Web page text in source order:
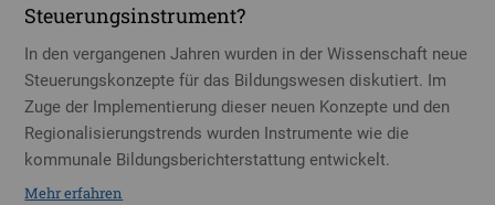
Steuerungsinstrument?
In den vergangenen Jahren wurden in der Wissenschaft neue
Steuerungskonzepte für das Bildungswesen diskutiert. Im
Zuge der Implementierung dieser neuen Konzepte und den
Regionalisierungstrends wurden Instrumente wie die
kommunale Bildungsberichterstattung entwickelt.
Mehr erfahren